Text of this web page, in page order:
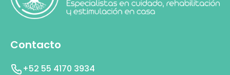
Contacto
+52 55 4170 3934